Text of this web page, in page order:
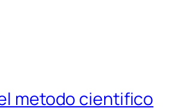
metodo cientifico